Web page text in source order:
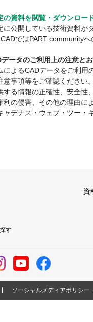
の資料を閲覧・ダウンロー
に公開している技術資料が
CADではPART community
データのご利用上の注意と
によるCADデータをご利用
意事項等をご確認ください
する情報の正確性、安全性
利の侵害、その他の理由に
ャデナス・ウェブ・ツー・
す
資
ソーシャルメディアポリシー